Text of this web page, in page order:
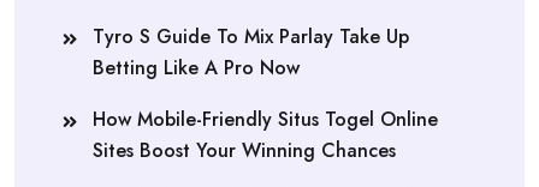
Tyro S Guide To Mix Parlay Take Up
Betting Like A Pro Now
How Mobile-Friendly Situs Togel Online
Sites Boost Your Winning Chances